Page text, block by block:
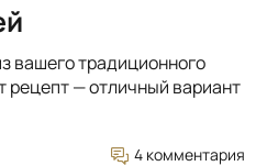
вашего традиционного
— отличный вариант
4 комментария